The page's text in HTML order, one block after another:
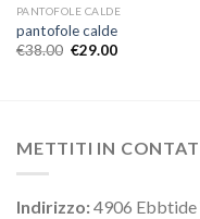
PANTOFOLE CALDE
pantofole calde
€38.00 €29.00
METTITI IN
Indirizzo:4906 Ebbtide